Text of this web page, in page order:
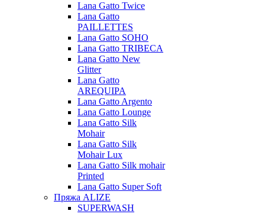
Lana Gatto Twice
Lana Gatto
PAILLETTES
Lana Gatto SOHO
Lana Gatto TRIBECA
Lana Gatto New
Glitter
Lana Gatto
AREQUIPA
Lana Gatto Argento
Lana Gatto Lounge
Lana Gatto Silk
Mohair
Lana Gatto Silk
Mohair Lux
Lana Gatto Silk mohair
Printed
Lana Gatto Super Soft
Пряжа ALIZE
SUPERWASH